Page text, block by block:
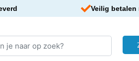
Veilig betalen